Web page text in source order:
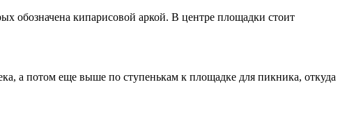
обозначена кипарисовой аркой. В центре площадки стоит
а потом еще выше по ступенькам к площадке для пикника, откуда